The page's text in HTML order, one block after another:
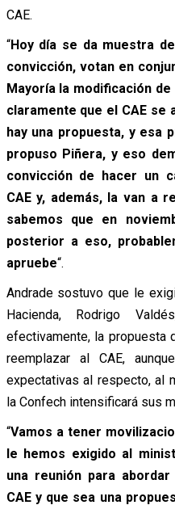
CAE.
“Hoy día se da muestra
convicción, votan en
Mayoría la modificación
claramente que el CAE se
hay una propuesta, y esa
propuso Piñera, y eso
convicción de hacer un
CAE y, además, la van a
sabemos que en
posterior a eso,
apruebe“.
Andrade sostuvo que le
Hacienda, Rodrigo
efectivamente, la propuesta
reemplazar al CAE,
expectativas al respecto, al
la Confech intensificará sus
“Vamos a tener
le hemos exigido al
una reunión para
CAE y que sea una